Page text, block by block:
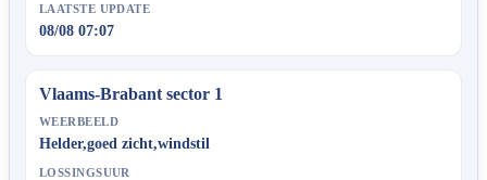
LAATSTE UPDATE
08/08 07:07
Vlaams-Brabant sector 1
WEERBEELD
Helder,goed zicht,windstil
LOSSINGSUUR